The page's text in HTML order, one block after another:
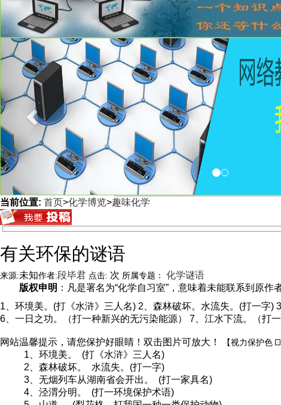
Previous
<
当前位置: 首页>化学博览>趣味化学
有关环保的谜语
来源:未知作者:段毕君 点击: 次 所属专题：
化学谜语
版权申明 ：凡是署名为“化学自习室”，意味着未能联系到原
1、环境美。(打《水浒》三人名) 2、森林破坏。水流失。(打一字
6、一日之功。（打一种新兴的无污染能源） 7、江水下流。（打
网站温馨提示，请您保护好眼睛！双击图片可放大！ 【视力保护色
1、环境美。 (打《水浒》三人名)
2、森林破坏。 水流失。(打一字)
3、无烟列车从湖南省会开出。 (打一家具名)
4、泾渭分明。 (打一环境保护术语)